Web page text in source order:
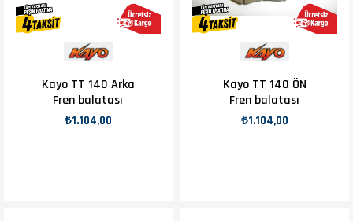
Kayo TT 140 Arka
Fren balatası
₺1.104,00
Kayo TT 140 ÖN
Fren balatası
₺1.104,00